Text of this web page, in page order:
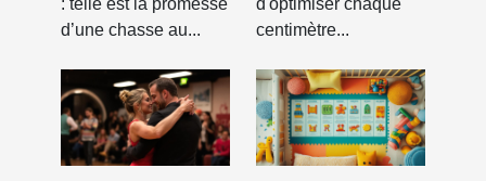
d’une chasse au...
centimètre...